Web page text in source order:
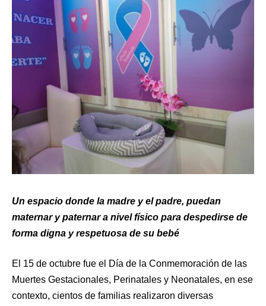
Un espacio donde la madre y el padre, puedan
maternar y paternar a nivel físico para despedirse de
forma digna y respetuosa de su bebé
El 15 de octubre fue el Día de la Conmemoración de las
Muertes Gestacionales, Perinatales y Neonatales, en ese
contexto, cientos de familias realizaron diversas